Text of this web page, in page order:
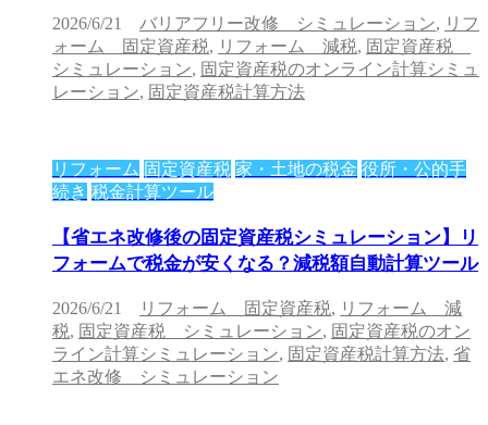
2026/6/21 バリアフリー改修 シミュレーション, リフ
ォーム 固定資産税, リフォーム 減税, 固定資産税
シミュレーション, 固定資産税のオンライン計算シミュ
レーション, 固定資産税計算方法
リフォーム 固定資産税 家・土地の税金 役所・公的手
続き 税金計算ツール
【省エネ改修後の固定資産税シミュレーション】リ
フォームで税金が安くなる？減税額自動計算ツール
2026/6/21 リフォーム 固定資産税, リフォーム 減
税, 固定資産税 シミュレーション, 固定資産税のオン
ライン計算シミュレーション, 固定資産税計算方法, 省
エネ改修 シミュレーション